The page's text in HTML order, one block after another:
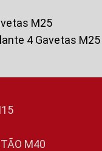
M25
4 Gavetas M25
M40